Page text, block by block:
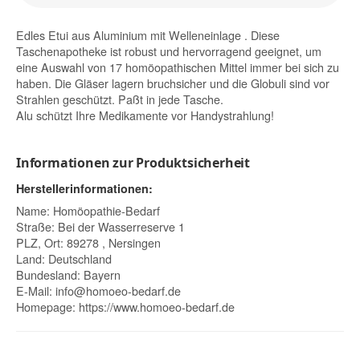
Edles Etui aus Aluminium mit Welleneinlage . Diese
Taschenapotheke ist robust und hervorragend geeignet, um
eine Auswahl von 17 homöopathischen Mittel immer bei sich zu
haben. Die Gläser lagern bruchsicher und die Globuli sind vor
Strahlen geschützt. Paßt in jede Tasche.
Alu schützt Ihre Medikamente vor Handystrahlung!
Informationen zur Produktsicherheit
Herstellerinformationen:
Name: Homöopathie-Bedarf
Straße: Bei der Wasserreserve 1
PLZ, Ort: 89278 , Nersingen
Land: Deutschland
Bundesland: Bayern
E-Mail: info@homoeo-bedarf.de
Homepage: https://www.homoeo-bedarf.de